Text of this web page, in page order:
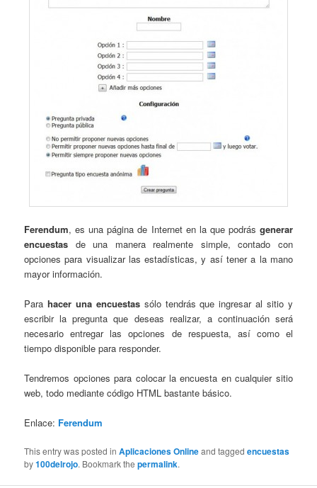
Ferendum, es una página de Internet en la que podrás generar
encuestas de una manera realmente simple, contado con
opciones para visualizar las estadísticas, y así tener a la mano
mayor información.
Para hacer una encuestassólo tendrás que ingresar al sitio y
escribir la pregunta que deseas realizar, a continuación será
necesario entregar las opciones de respuesta, así como el
tiempo disponible para responder.
Tendremos opciones para colocar la encuesta en cualquier sitio
web, todo mediante código HTML bastante básico.
Enlace: Ferendum
This entry was posted inAplicaciones Onlineand taggedencuestas
by100delrojo. Bookmark thepermalink.